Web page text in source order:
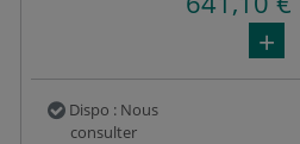
Dispo : Nous
consulter